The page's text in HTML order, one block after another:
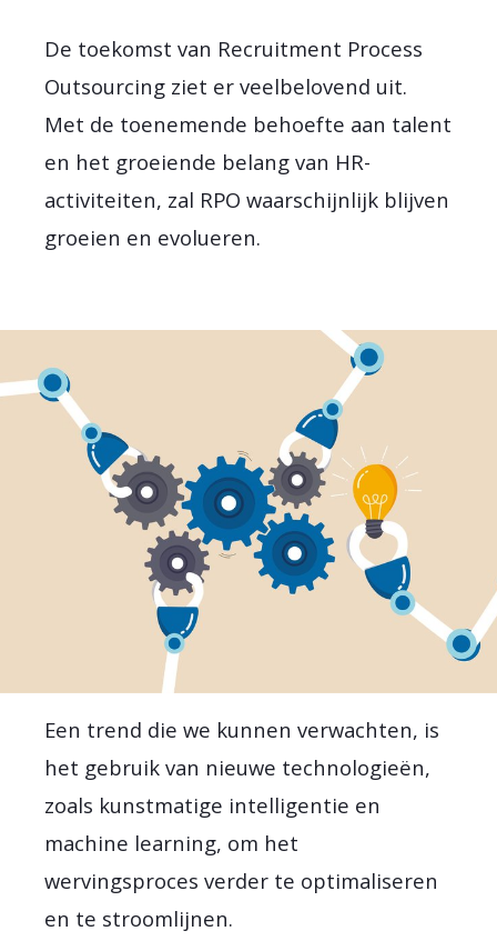
De toekomst van Recruitment Process
Outsourcing ziet er veelbelovend uit.
Met de toenemende behoefte aan talent
en het groeiende belang van HR-
activiteiten, zal RPO waarschijnlijk blijven
groeien en evolueren.
Een trend die we kunnen verwachten, is
het gebruik van nieuwe technologieën,
zoals kunstmatige intelligentie en
machine learning, om het
wervingsproces verder te optimaliseren
en te stroomlijnen.